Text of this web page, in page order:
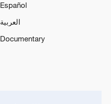
Español
العربية
Documentary